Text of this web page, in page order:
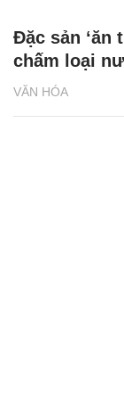
VĂN HÓA
Đặc sản ‘ăn
chấm loại